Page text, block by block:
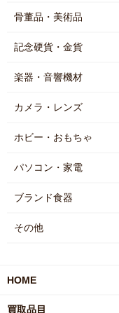
骨董品・美術品
記念硬貨・金貨
楽器・音響機材
カメラ・レンズ
ホビー・おもちゃ
パソコン・家電
ブランド食器
その他
HOME
買取品目